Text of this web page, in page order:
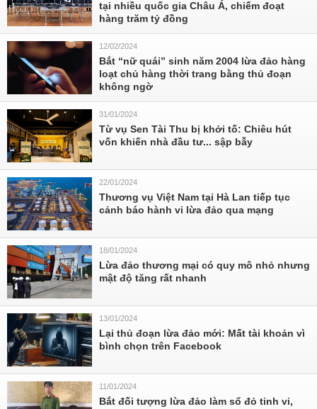
tại nhiều quốc gia Châu Á, chiếm đoạt
hàng trăm tỷ đồng
12/02/2024
Bắt “nữ quái” sinh năm 2004 lừa đảo hàng
loạt chủ hàng thời trang bằng thủ đoạn
không ngờ
31/01/2024
Từ vụ Sen Tài Thu bị khởi tố: Chiêu hút
vốn khiến nhà đầu tư... sập bẫy
22/01/2024
Thương vụ Việt Nam tại Hà Lan tiếp tục
cảnh báo hành vi lừa đảo qua mạng
18/01/2024
Lừa đảo thương mại có quy mô nhỏ nhưng
mật độ tăng rất nhanh
13/01/2024
Lại thủ đoạn lừa đảo mới: Mất tài khoản vì
bình chọn trên Facebook
11/01/2024
Bắt đối tượng lừa đảo làm sổ đỏ tinh vi,